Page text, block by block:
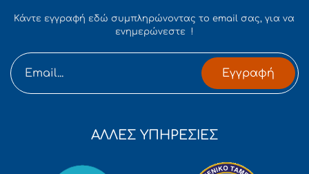
Κάντε εγγραφή εδώ συμπληρώνοντας το email σας, για να
ενημερώνεστε !
Εγγραφή
ΑΛΛΕΣ ΥΠΗΡΕΣΙΕΣ